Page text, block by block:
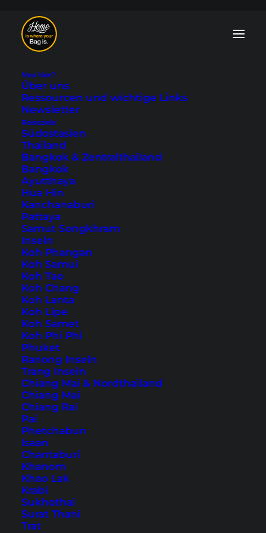
Neu hier?
Über uns
Ressourcen und wichtige Links
Newsletter
Reiseziele
Südostasien
Thailand
Bangkok & Zentralthailand
Bangkok
Ayutthaya
Hua Hin
Kanchanaburi
Pattaya
Samut Songkhram
Inseln
Koh Phangan
Koh Samui
Koh Tao
Koh Chang
Koh Lanta
Koh Lipe
Koh Samet
Koh Phi Phi
Phuket
Ranong Inseln
Trang Inseln
Chiang Mai & Nordthailand
Chiang Mai
Chiang Rai
Pai
Phetchabun
Isaan
Chantaburi
Khanom
Khao Lak
Krabi
Sukhothai
Surat Thani
Trat
Esperance Hotels - 7
Tipps für den
schönen Küstenort
Zuletzt aktualisiert: 15. September 2025
Australien & Ozeanien
An der Südküste von
Esperance, ein wunderschöner kleiner Ort mit
atemberaubender Landschaft und Natur in der
Umgebung. Ein paar Tage vor Ort lohnen sich
definitiv, und die Auswahl an Hotels in
Esperance ist auch nicht allzu klein. Dabei
kannst du direkt im Zentrum übernachten oder
etwas außerhalb, Ruhe findest du jedoch überall.
Unsere Tipps für gute
Hotels in Esperance
Inhaltsverzeichnis